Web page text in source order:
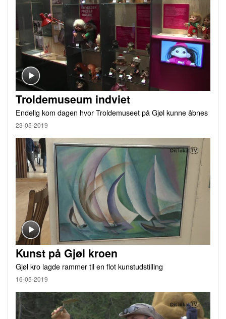
Troldemuseum indviet
Endelig kom dagen hvor Troldemuseet på Gjøl kunne åbnes
23-05-2019
Kunst på Gjøl kroen
Gjøl kro lagde rammer til en flot kunstudstilling
16-05-2019